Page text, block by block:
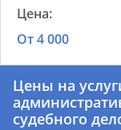
От 4 000
Цены на
судебного